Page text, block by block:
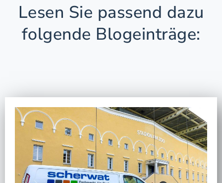
Lesen Sie passend dazu
folgende Blogeinträge: